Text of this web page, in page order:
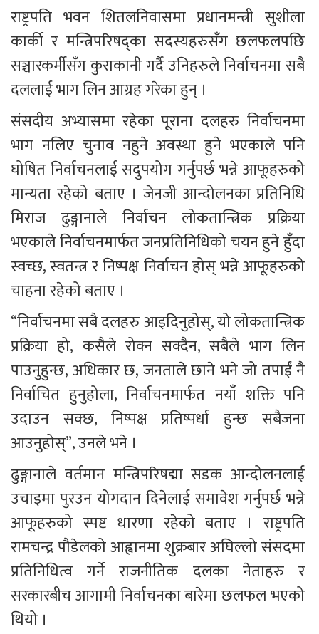
राष्ट्रपति भवन शितलनिवासमा प्रधानमन्त्री सुशीला
कार्की र मन्त्रिपरिषद्का सदस्यहरुसँग छलफलपछि
सञ्चारकर्मीसँग कुराकानी गर्दै उनिहरुले निर्वाचनमा सबै
दललाई भाग लिन आग्रह गरेका हुन् ।
संसदीय अभ्यासमा रहेका पूराना दलहरु निर्वाचनमा
भाग नलिए चुनाव नहुने अवस्था हुने भएकाले पनि
घोषित निर्वाचनलाई सदुपयोग गर्नुपर्छ भन्ने आफूहरुको
मान्यता रहेको बताए । जेनजी आन्दोलनका प्रतिनिधि
मिराज ढुङ्गानाले निर्वाचन लोकतान्त्रिक प्रक्रिया
भएकाले निर्वाचनमार्फत जनप्रतिनिधिको चयन हुने हुँदा
स्वच्छ, स्वतन्त्र र निष्पक्ष निर्वाचन होस् भन्ने आफूहरुको
चाहना रहेको बताए ।
“निर्वाचनमा सबै दलहरु आइदिनुहोस्, यो लोकतान्त्रिक
प्रक्रिया हो, कसैले रोक्न सक्दैन, सबैले भाग लिन
पाउनुहुन्छ, अधिकार छ, जनताले छाने भने जो तपाईं नै
निर्वाचित हुनुहोला, निर्वाचनमार्फत नयाँ शक्ति पनि
उदाउन सक्छ, निष्पक्ष प्रतिष्पर्धा हुन्छ सबैजना
आउनुहोस्”, उनले भने ।
ढुङ्गानाले वर्तमान मन्त्रिपरिषद्मा सडक आन्दोलनलाई
उचाइमा पुर‍उन योगदान दिनेलाई समावेश गर्नुपर्छ भन्ने
आफूहरुको स्पष्ट धारणा रहेको बताए । राष्ट्रपति
रामचन्द्र पौडेलको आह्वानमा शुक्रबार अघिल्लो संसदमा
प्रतिनिधित्व गर्ने राजनीतिक दलका नेताहरु र
सरकारबीच आगामी निर्वाचनका बारेमा छलफल भएको
थियो ।